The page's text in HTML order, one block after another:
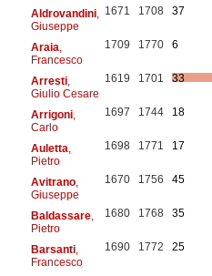
Aldrovandini,
Giuseppe
1671 1708 37
Araia
Francesco
1709 1770 6
Arresti,
Giulio Cesare
1619 1701 33
Arrigoni,
Carlo
1697 1744 18
Auletta
Pietro
1698 1771 17
Avitrano,
Giuseppe
1670 1756 45
Baldassare,
Pietro
1680 1768 35
Barsanti,
Francesco
1690 1772 25